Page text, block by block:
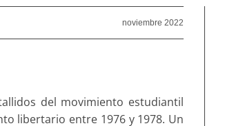
noviembre 2022
del movimiento estudiantil
libertario entre 1976 y 1978. Un